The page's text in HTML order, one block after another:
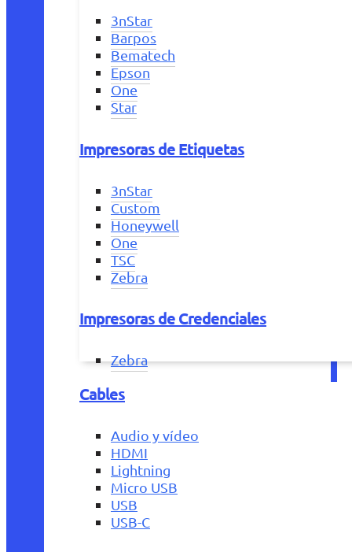
3nStar
Barpos
Bematech
Epson
One
Star
Impresoras de Etiquetas
3nStar
Custom
Honeywell
One
TSC
Zebra
Impresoras de Credenciales
Zebra
Cables
Audio y vídeo
HDMI
Lightning
Micro USB
USB
USB-C